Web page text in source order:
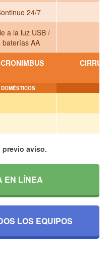
24/7
a la luz USB /
baterías AA
CIRRUS I
DOMÉSTICOS
previo aviso.
EN LÍNEA
LOS EQUIPOS